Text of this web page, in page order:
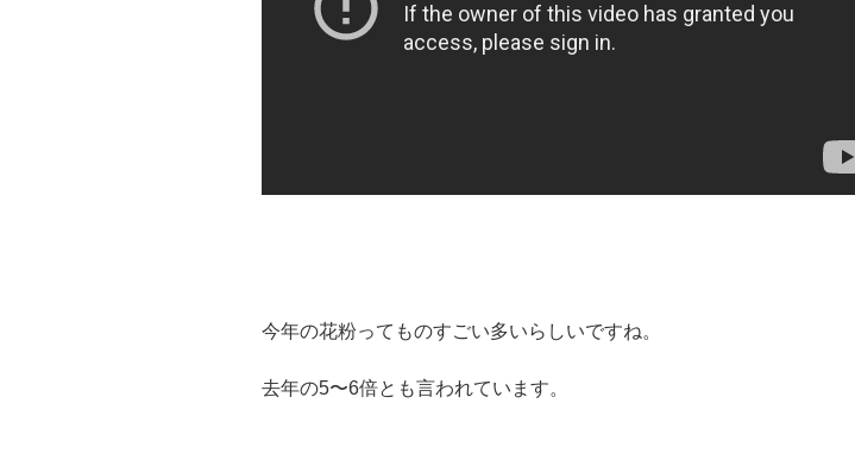
今年の花粉ってものすごい多いらしいですね。
去年の5〜6倍とも言われています。